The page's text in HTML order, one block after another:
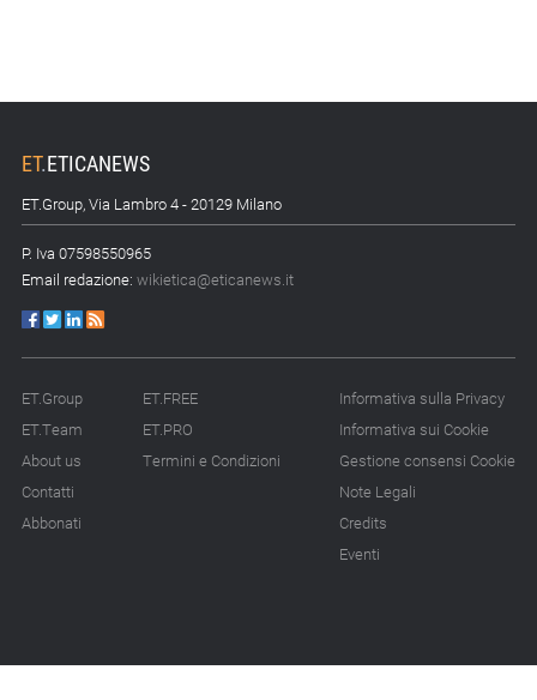
Tornano le Settimane
appuntamenti
14.07.26 - 10:00
Mcc colloca social bond
da 500 mln
bancarie
ET.ETICANEWS
ET.Group, Via Lambro 4 - 20129 Milano
P. Iva 07598550965
Email redazione: wikietica@eticanews.it
ET.Group
ET.Team
About us
Contatti
Abbonati
ET.FREE
ET.PRO
Termini e Condizioni
Informativa sulla Privacy
Informativa sui Cookie
Gestione consensi Cookie
Note Legali
Credits
Eventi